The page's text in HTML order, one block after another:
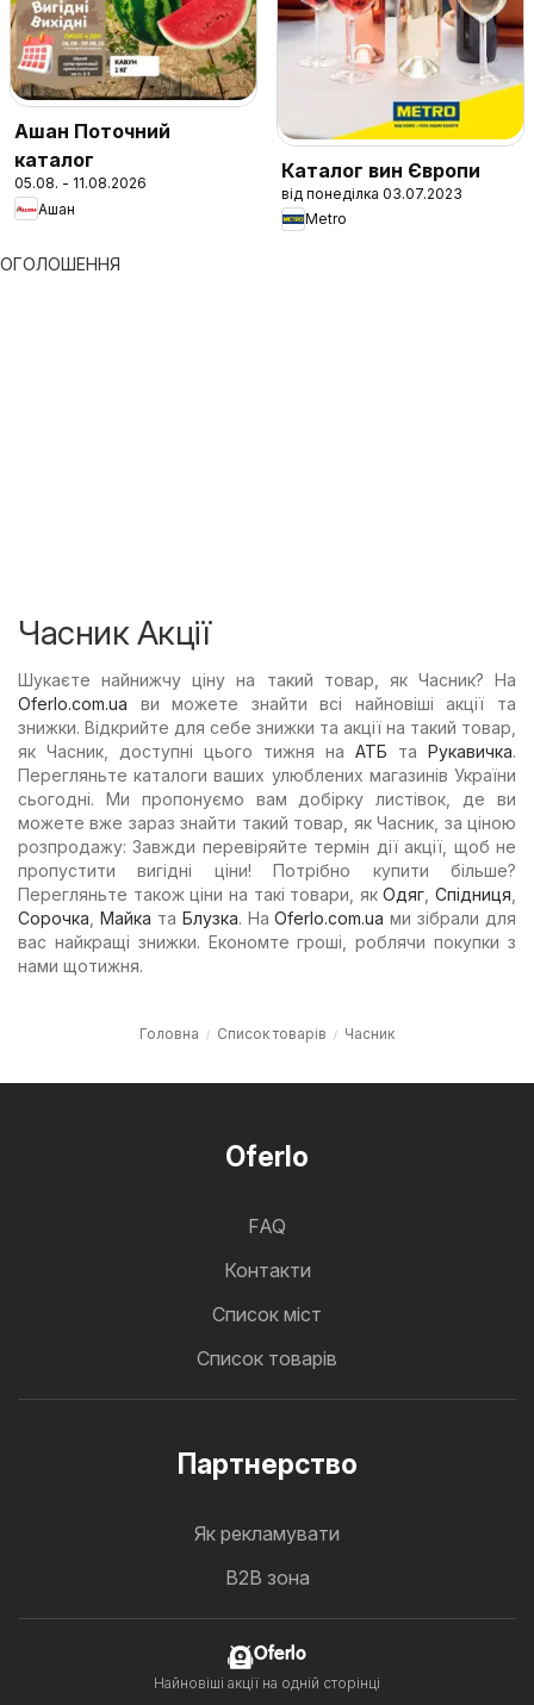
Ашан Поточний
каталог
05.08. - 11.08.2026
Ашан
Каталог вин Європи
від понеділка 03.07.2023
Metro
ОГОЛОШЕННЯ
Часник Акції
Шукаєте найнижчу ціну на такий товар, як Часник? На
Oferlo.com.ua ви можете знайти всі найновіші акції та
знижки. Відкрийте для себе знижки та акції на такий товар,
як Часник, доступні цього тижня на АТБ та Рукавичка.
Перегляньте каталоги ваших улюблених магазинів України
сьогодні. Ми пропонуємо вам добірку листівок, де ви
можете вже зараз знайти такий товар, як Часник, за ціною
розпродажу: Завжди перевіряйте термін дії акції, щоб не
пропустити вигідні ціни! Потрібно купити більше?
Перегляньте також ціни на такі товари, якОдяг Спідниця
Сорочка Майка та Блузка. НаOferlo.com.ua ми зібрали для
вас найкращі знижки. Економте гроші, роблячи покупки з
нами щотижня.
Головна Список товарів Часник
Oferlo
FAQ
Контакти
Cписок міст
Список товарів
Партнерство
Як рекламувати
B2B зона
Oferlo
Найновіші акції на одній сторінці